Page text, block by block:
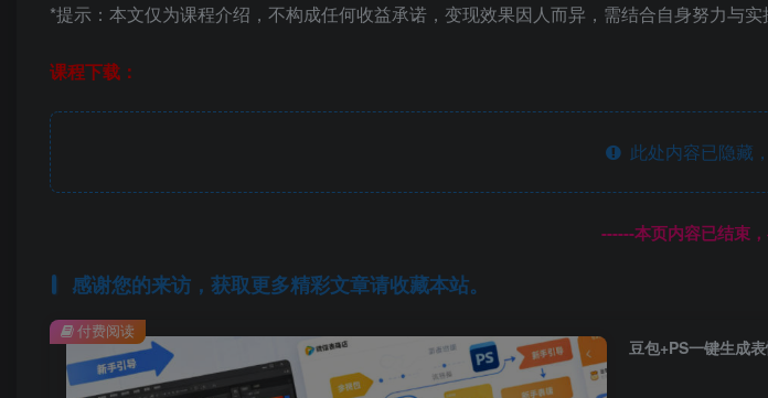
*提示：本文仅为课程介绍，不构成任何收益承诺，变现效果因人而异，需结合自身努力与
课程下载：
此处内容已隐藏
------本页内容已结束
感谢您的来访，获取更多精彩文章请收藏本站。
豆包+PS一键生成
付费阅读